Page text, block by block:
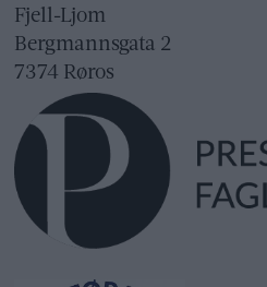
Fjell-Ljom
Bergmannsgata 2
7374 Røros